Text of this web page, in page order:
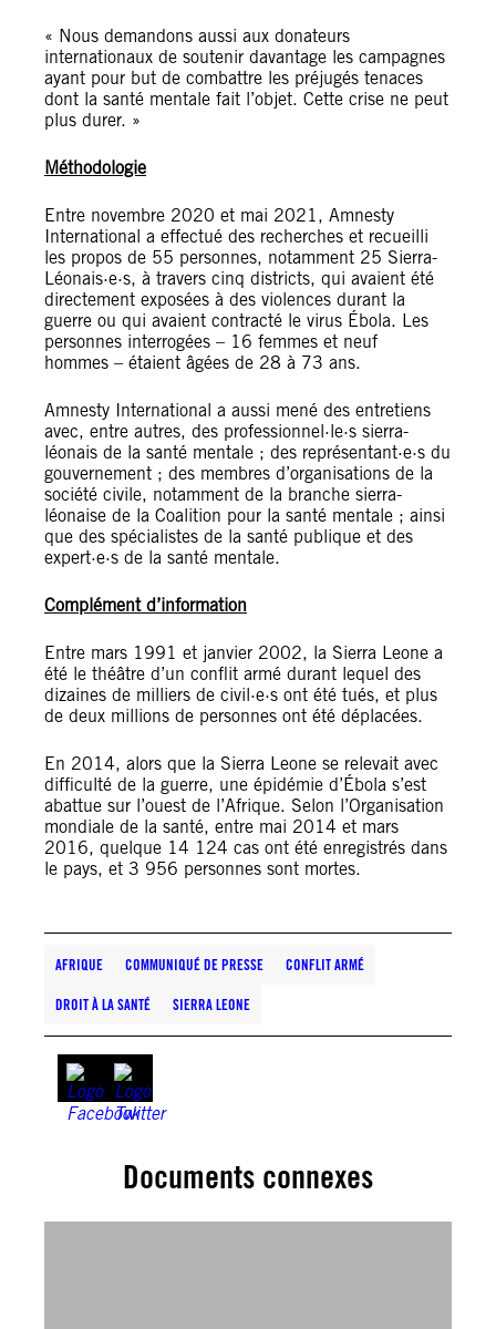
« Nous demandons aussi aux donateurs
internationaux de soutenir davantage les campagnes
ayant pour but de combattre les préjugés tenaces
dont la santé mentale fait l’objet. Cette crise ne peut
plus durer. »
Méthodologie
Entre novembre 2020 et mai 2021, Amnesty
International a effectué des recherches et recueilli
les propos de 55 personnes, notamment 25 Sierra-
Léonais·e·s, à travers cinq districts, qui avaient été
directement exposées à des violences durant la
guerre ou qui avaient contracté le virus Ébola. Les
personnes interrogées – 16 femmes et neuf
hommes – étaient âgées de 28 à 73 ans.
Amnesty International a aussi mené des entretiens
avec, entre autres, des professionnel·le·s sierra-
léonais de la santé mentale ; des représentant·e·s du
gouvernement ; des membres d’organisations de la
société civile, notamment de la branche sierra-
léonaise de la Coalition pour la santé mentale ; ainsi
que des spécialistes de la santé publique et des
expert·e·s de la santé mentale.
Complément d’information
Entre mars 1991 et janvier 2002, la Sierra Leone a
été le théâtre d’un conflit armé durant lequel des
dizaines de milliers de civil·e·s ont été tués, et plus
de deux millions de personnes ont été déplacées.
En 2014, alors que la Sierra Leone se relevait avec
difficulté de la guerre, une épidémie d’Ébola s’est
abattue sur l’ouest de l’Afrique. Selon l’Organisation
mondiale de la santé, entre mai 2014 et mars
2016, quelque 14 124 cas ont été enregistrés dans
le pays, et 3 956 personnes sont mortes.
AFRIQUE COMMUNIQUÉ DE PRESSE CONFLIT ARMÉ
DROIT À LA SANTÉ SIERRA LEONE
Documents connexes